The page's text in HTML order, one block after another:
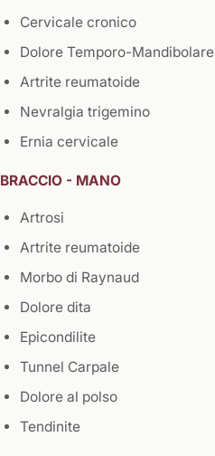
Cervicale cronico
Dolore Temporo-Mandibolare
Artrite reumatoide
Nevralgia trigemino
Ernia cervicale
BRACCIO - MANO
Artrosi
Artrite reumatoide
Morbo di Raynaud
Dolore dita
Epicondilite
Tunnel Carpale
Dolore al polso
Tendinite